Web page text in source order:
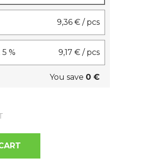
9,36 € / pcs
% 9,17 € / pcs
You save 0 €
Measure price: